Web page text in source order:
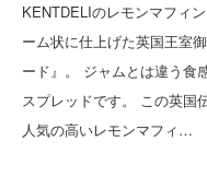
KENTDELIのレモンマフィ
ーム状に仕上げた英国王室
ード』。 ジャムとは違う食
スプレッドです。 この英国
人気の高いレモンマフィ…